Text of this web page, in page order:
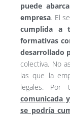
puede
empresa. El
cumplida a
formativas
desarrollado
colectiva. No
las que la
legales. Por
comunicada
se podría